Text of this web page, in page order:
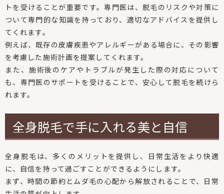
トを受けることが重要です。専門医は、脱毛のリスクや対策に
ついて専門的な知識を持っており、適切なアドバイスを提供し
てくれます。
例えば、既存の皮膚疾患やアレルギーがある場合に、その影響
を考慮した施術計画を提案してくれます。
また、施術後のケアやトラブルが発生した際の対応について
も、専門医のサポートを受けることで、安心して脱毛を続けら
れます。
全身脱毛で手に入れる美と自信
全身脱毛は、多くのメリットを提供し、日常生活をより快適
に、自信を持って過ごすことができるようにします。
まず、時間の節約とムダ毛の心配から解放されることで、日常